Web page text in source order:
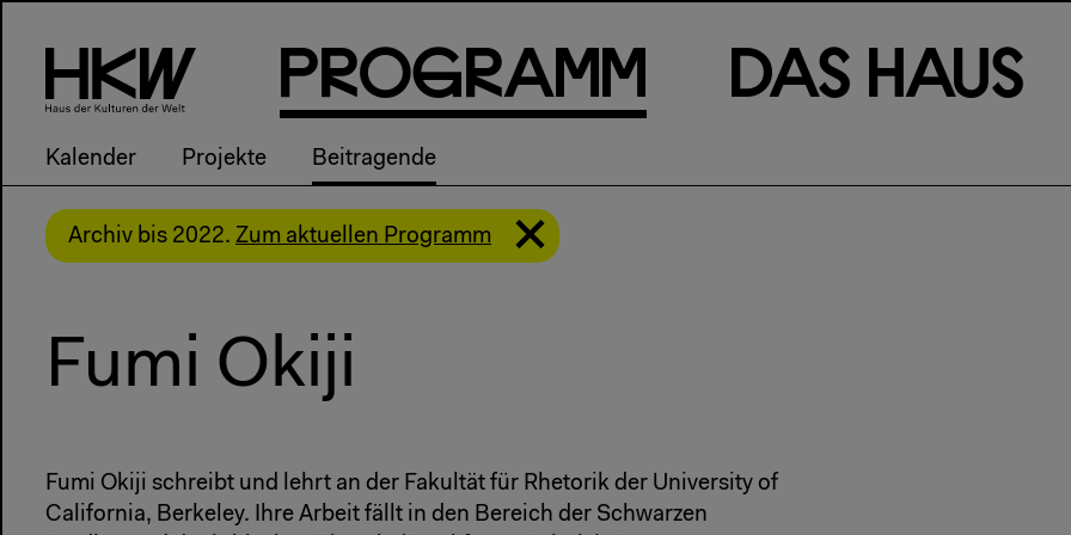
PRog Ram m
Kalender Projekte Beitragende
Das Haus
Archiv bis 2022. Zum aktuellen Programm
Fumi Okiji
Fumi Okiji schreibt und lehrt an der Fakultät für Rhetorik der University of
California, Berkeley. Ihre Arbeit fällt in den Bereich der Schwarzen